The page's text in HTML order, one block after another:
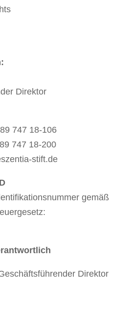
Direktor
747 18-106
747 18-200
stift.de
gemäß
Direktor